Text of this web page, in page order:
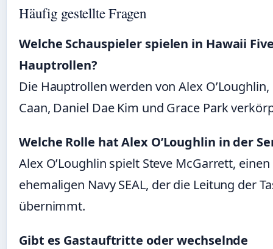
Häufig gestellte Fragen
Welche Schauspieler spielen in Hawaii
Hauptrollen?
Die Hauptrollen werden von Alex O’Loughlin,
Caan, Daniel Dae Kim und Grace Park
Welche Rolle hat Alex O’Loughlin in der
Alex O’Loughlin spielt Steve McGarrett, einen
ehemaligen Navy SEAL, der die Leitung der
übernimmt.
Gibt es Gastauftritte oder wechselnde